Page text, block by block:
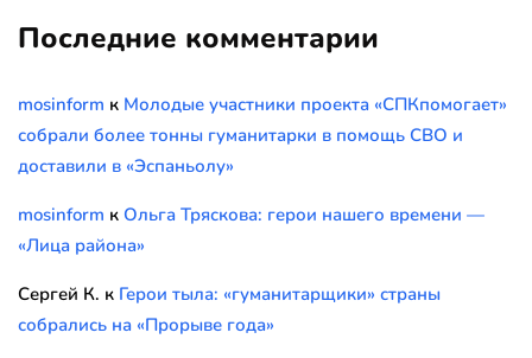
Последние комментарии
mosinform к Молодые участники проекта «СПКпомогает»
собрали более тонны гуманитарки в помощь СВО и
доставили в «Эспаньолу»
mosinform к Ольга Тряскова: герои нашего времени —
«Лица района»
Сергей К. к Герои тыла: «гуманитарщики» страны
собрались на «Прорыве года»